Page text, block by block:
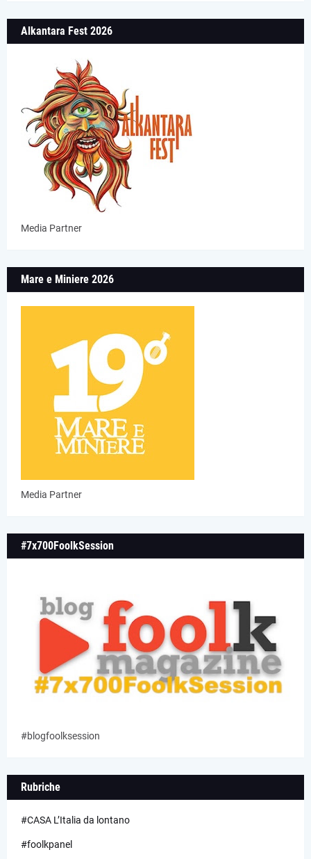
Alkantara Fest 2026
Media Partner
Mare e Miniere 2026
Media Partner
#7x700FoolkSession
#blogfoolksession
Rubriche
#CASA L’Italia da lontano
#foolkpanel